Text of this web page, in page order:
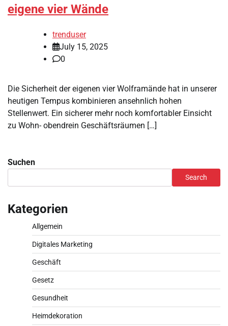
eigene vier Wände
trenduser
July 15, 2025
0
Die Sicherheit der eigenen vier Wolframände hat in unserer
heutigen Tempus kombinieren ansehnlich hohen
Stellenwert. Ein sicherer mehr noch komfortabler Einsicht
zu Wohn- obendrein Geschäftsräumen […]
Suchen
Search
Kategorien
Allgemein
Digitales Marketing
Geschäft
Gesetz
Gesundheit
Heimdekoration